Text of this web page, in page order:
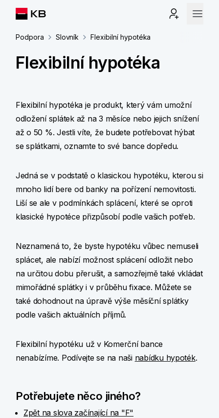
Podpora Slovník Flexibilní hypotéka
Flexibilní hypotéka
Flexibilní hypotéka je produkt, který vám umožní
odložení splátek až na 3 měsíce nebo jejich snížení
až o 50 %. Jestli víte, že budete potřebovat hýbat
se splátkami, oznamte to své bance dopředu.
Jedná se v podstatě o klasickou hypotéku, kterou si
mnoho lidí bere od banky na pořízení nemovitosti.
Liší se ale v podmínkách splácení, které se oproti
klasické hypotéce přizpůsobí podle vašich potřeb.
Neznamená to, že byste hypotéku vůbec nemuseli
splácet, ale nabízí možnost splácení odložit nebo
na určitou dobu přerušit, a samozřejmě také vkládat
mimořádné splátky i v průběhu fixace. Můžete se
také dohodnout na úpravě výše měsíční splátky
podle vašich aktuálních příjmů.
Flexibilní hypotéku už v Komerční bance
nenabízíme. Podívejte se na naši nabídku hypoték.
Potřebujete něco jiného?
Zpět na slova začínající na "F"